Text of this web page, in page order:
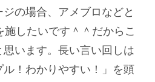
の場合、アメブロなどと
したいです＾＾だからこ
います。長い言い回しは
ル！わかりやすい！」 を頭